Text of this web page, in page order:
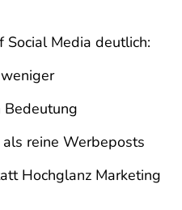
Social Media deutlich:
Bedeutung
reine Werbeposts
Hochglanz Marketing